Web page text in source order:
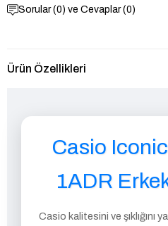
Sorular (0) ve Cevaplar (0)
Ürün Özellikleri
Casio
1ADR
Casio kalitesini ve şıklığını